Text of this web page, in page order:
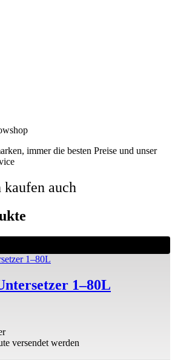
immer die besten Preise und unser
kaufen auch
1–80L
versendet werden